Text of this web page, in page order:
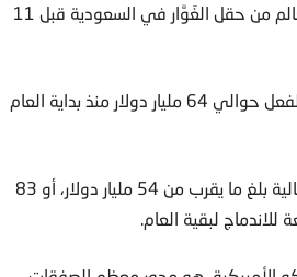
انطلاقها في 2008 إلى سرقة حوض بيرميان صفة أكبر حقل نفط منتج في العالم من حقل الغَوَّار في السعودية قبل 11
وتجاوزت أنشطة الاندماج والاستحواذ في صناعة التنقيب والإنتاج حول العالم بالفعل حوالي 64 مليار دولار منذ بداية العام
وأشار التقرير إلى أن نشاط الاندماج والاستحواذ في الربع الأول في أميركا الشمالية بلغ ما يقرب من 54 مليار دولار، أو 83
لبقية العام.